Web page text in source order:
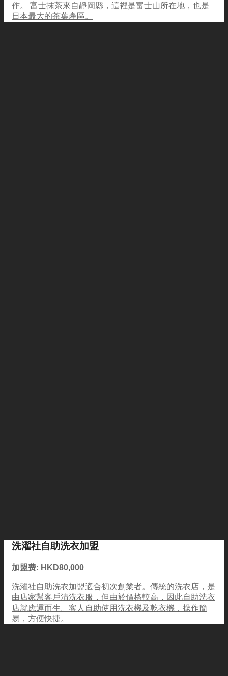
作。 富士抹茶來自靜岡縣，這裡是富士山所在地，也是
日本最大的茶葉產區。
洗濯社自助洗衣加盟
加盟费: HKD80,000
洗濯社自助洗衣加盟適合初次創業者。傳統的洗衣店，是
由店家幫客戶清洗衣服，但由於價格較高，因此自助洗衣
店就應運而生。客人自助使用洗衣機及乾衣機，操作簡
易，方便快捷。